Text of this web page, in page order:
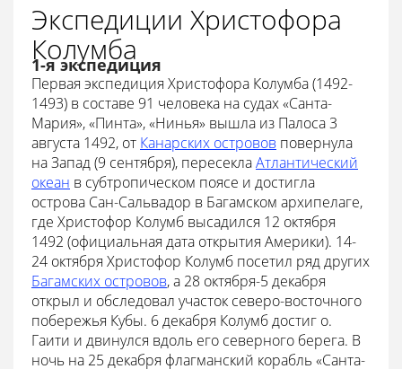
Экспедиции Христофора
Колумба
1-я экспедиция
Первая экспедиция Христофора Колумба (1492-
1493) в составе 91 человека на судах «Санта-
Мария», «Пинта», «Нинья» вышла из Палоса 3
августа 1492, от Канарских островов повернула
на Запад (9 сентября), пересеклаАтлантический
океан в субтропическом поясе и достигла
острова Сан-Сальвадор в Багамском архипелаге,
где Христофор Колумб высадился 12 октября
1492 (официальная дата открытия Америки). 14-
24 октября Христофор Колумб посетил ряд других
Багамских островов, а 28 октября-5 декабря
открыл и обследовал участок северо-восточного
побережья Кубы. 6 декабря Колумб достиг о.
Гаити и двинулся вдоль его северного берега. В
ночь на 25 декабря флагманский корабль «Санта-